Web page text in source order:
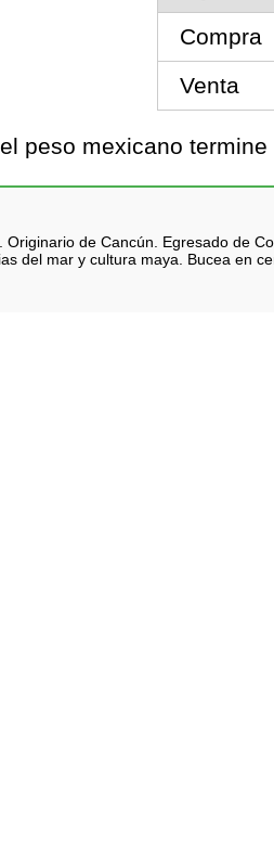
Compra
Venta
peso mexicano
Originario de Cancún. Egresado de
del mar y cultura maya. Bucea en